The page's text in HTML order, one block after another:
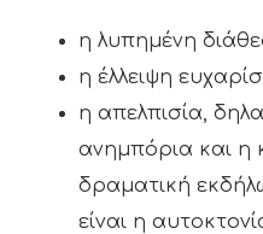
η λυπημένη
η έλλειψη
η απελπισία,
ανημπόρια και η
δραματική
είναι η